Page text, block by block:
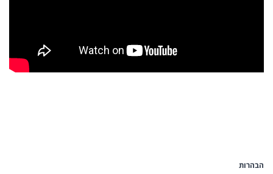
הבהרות